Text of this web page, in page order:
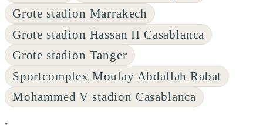
Grote stadion Marrakech
Grote stadion Hassan II Casablanca
Grote stadion Tanger
Sportcomplex Moulay Abdallah Rabat
Mohammed V stadion Casablanca